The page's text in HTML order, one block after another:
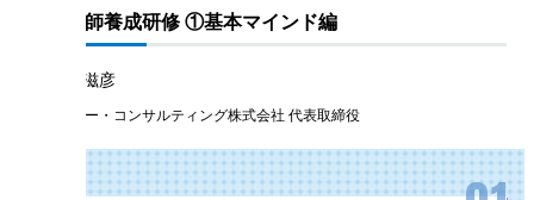
の“いろは”を学ぶことができる内容となっています。
POINT 2
も比例しません。社内講師として選定された方が質の高い研修
施できるよう、本研修では、事前に把握するべき情報や講義プ
社内講師養成研修 ①基本マインド編
潮田 、滋彦
トゥ・ビー・コンサルティング株式会社 代表取締役